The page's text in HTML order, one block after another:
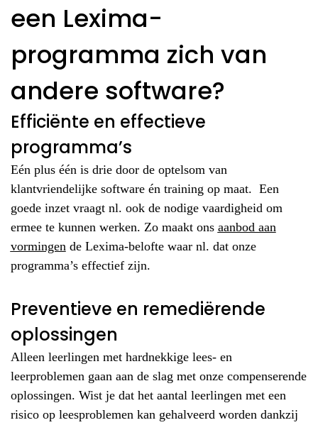
een Lexima-
programma zich van
andere software?
Efficiënte en effectieve
programma’s
Eén plus één is drie door de optelsom van
klantvriendelijke software én training op maat. Een
goede inzet vraagt nl. ook de nodige vaardigheid om
ermee te kunnen werken. Zo maakt ons aanbod aan
vormingen de Lexima-belofte waar nl. dat onze
programma’s effectief zijn.
Preventieve en remediërende
oplossingen
Alleen leerlingen met hardnekkige lees- en
leerproblemen gaan aan de slag met onze compenserende
oplossingen. Wist je dat het aantal leerlingen met een
risico op leesproblemen kan gehalveerd worden dankzij